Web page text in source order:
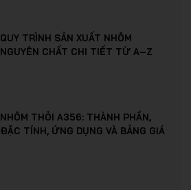
QUY TRÌNH SẢN XUẤT NHÔM
NGUYÊN CHẤT CHI TIẾT TỪ A–Z
NHÔM THỎI A356: THÀNH PHẦN,
ĐẶC TÍNH, ỨNG DỤNG VÀ BẢNG GIÁ